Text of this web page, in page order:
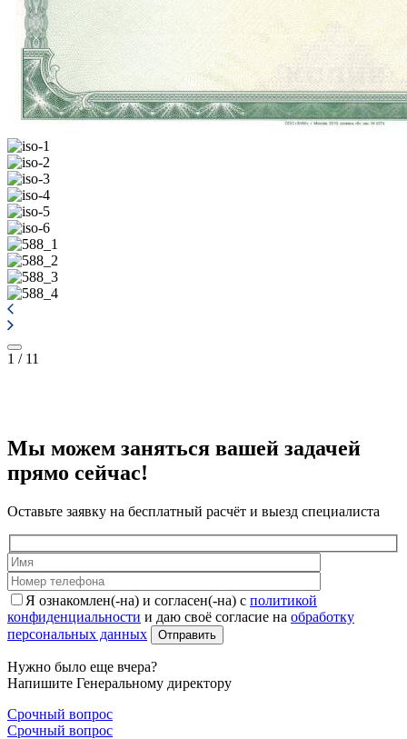
1 / 11
Мы можем заняться вашей задачей
прямо сейчас!
Оставьте заявку на бесплатный расчёт и выезд специалиста
Я ознакомлен(-на) и согласен(-на) с политикой
конфиденциальности и даю своё согласие на обработку
персональных данных
Нужно было еще вчера?
Напишите Генеральному директору
Срочный вопрос
Срочный вопрос